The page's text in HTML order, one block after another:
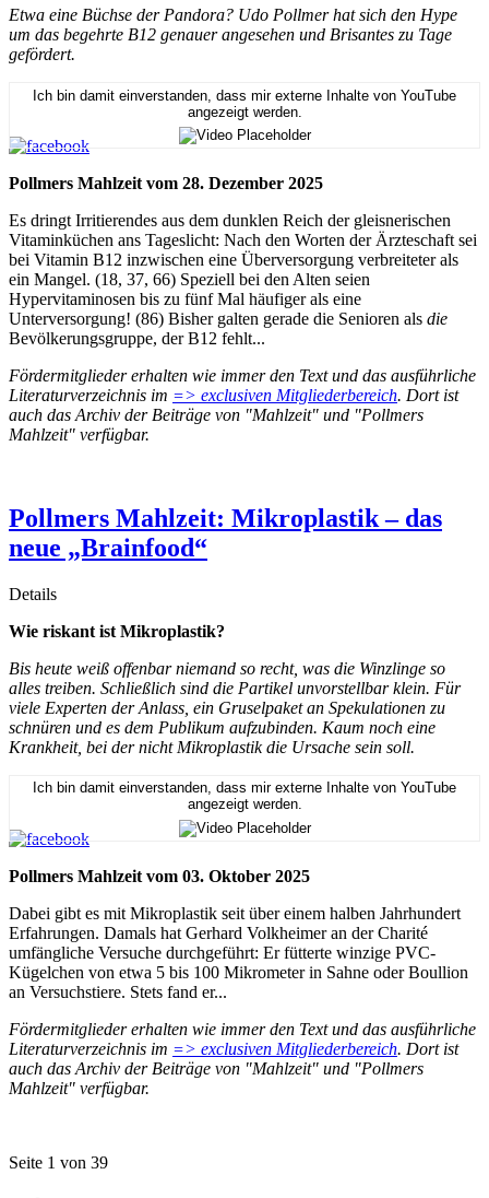
Etwa eine Büchse der Pandora? Udo Pollmer hat sich den Hype
um das begehrte B12 genauer angesehen und Brisantes zu Tage
gefördert.
Ich bin damit einverstanden, dass mir externe Inhalte von YouTube
angezeigt werden.
Pollmers Mahlzeit vom 28. Dezember 2025
Es dringt Irritierendes aus dem dunklen Reich der gleisnerischen
Vitaminküchen ans Tageslicht: Nach den Worten der Ärzteschaft sei
bei Vitamin B12 inzwischen eine Überversorgung verbreiteter als
ein Mangel. (18, 37, 66) Speziell bei den Alten seien
Hypervitaminosen bis zu fünf Mal häufiger als eine
Unterversorgung! (86) Bisher galten gerade die Senioren als die
Bevölkerungsgruppe, der B12 fehlt...
Fördermitglieder erhalten wie immer den Text und das ausführliche
Literaturverzeichnis im => exclusiven Mitgliederbereich. Dort ist
auch das Archiv der Beiträge von "Mahlzeit" und "Pollmers
Mahlzeit" verfügbar.
Pollmers Mahlzeit: Mikroplastik – das
neue „Brainfood“
Details
Wie riskant ist Mikroplastik?
Bis heute weiß offenbar niemand so recht, was die Winzlinge so
alles treiben. Schließlich sind die Partikel unvorstellbar klein. Für
viele Experten der Anlass, ein Gruselpaket an Spekulationen zu
schnüren und es dem Publikum aufzubinden. Kaum noch eine
Krankheit, bei der nicht Mikroplastik die Ursache sein soll.
Ich bin damit einverstanden, dass mir externe Inhalte von YouTube
angezeigt werden.
Pollmers Mahlzeit vom 03. Oktober 2025
Dabei gibt es mit Mikroplastik seit über einem halben Jahrhundert
Erfahrungen. Damals hat Gerhard Volkheimer an der Charité
umfängliche Versuche durchgeführt: Er fütterte winzige PVC-
Kügelchen von etwa 5 bis 100 Mikrometer in Sahne oder Boullion
an Versuchstiere. Stets fand er...
Fördermitglieder erhalten wie immer den Text und das ausführliche
Literaturverzeichnis im => exclusiven Mitgliederbereich. Dort ist
auch das Archiv der Beiträge von "Mahlzeit" und "Pollmers
Mahlzeit" verfügbar.
Seite 1 von 39